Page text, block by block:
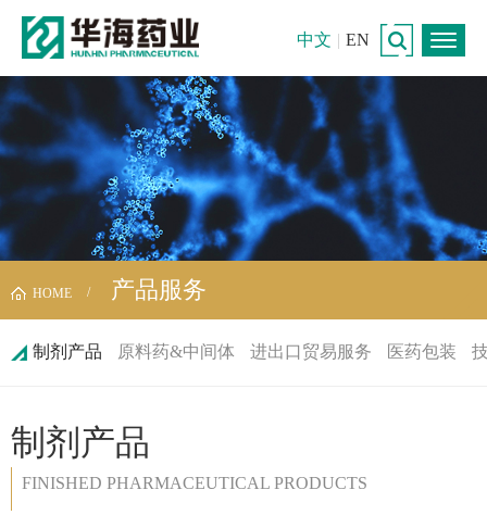
中文 | EN
HOME 产品服务
制剂产品 原料药&中间体 进出口贸易服务 医药包装
制剂产品
FINISHED PHARMACEUTICAL PRODUCTS